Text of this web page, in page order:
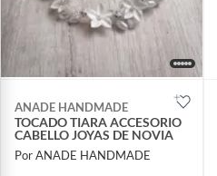
ANADE HANDMADE
TOCADO TIARA ACCESORIO
CABELLO JOYAS DE NOVIA
Por ANADE HANDMADE